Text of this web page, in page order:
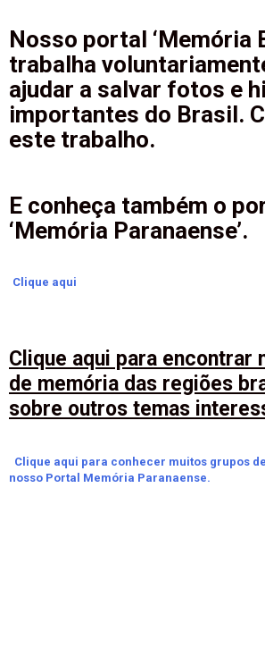
Nosso portal ‘Memória
trabalha
ajudar a salvar fotos e
importantes do Brasil.
este trabalho.
E conheça também o
‘Memória Paranaense’.
Clique aqui
Clique aqui para encontrar
de memória das regiões
sobre outros temas
Clique aqui para conhecer muitos grupos
nosso Portal Memória Paranaense.